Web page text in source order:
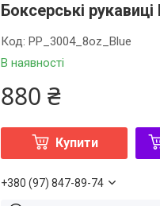
Боксерські
В наявності
Код:PP_3004_8oz_Blue
880 ₴
Купити
+380 (97) 847-89-74